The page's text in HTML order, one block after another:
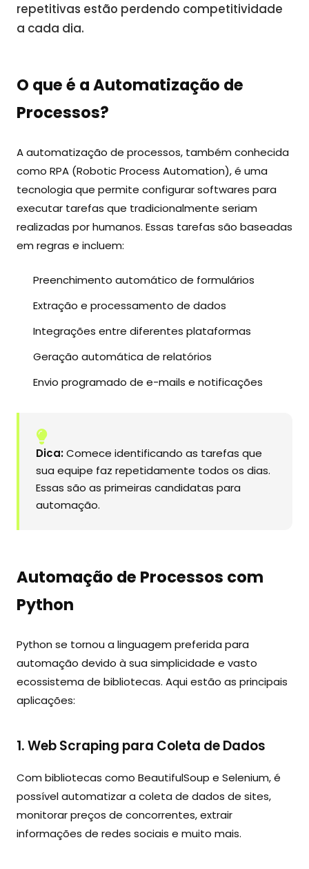
repetitivas estão perdendo competitividade
a cada dia.
O que é a Automatização de
Processos?
A automatização de processos, também conhecida
como RPA (Robotic Process Automation), é uma
tecnologia que permite configurar softwares para
executar tarefas que tradicionalmente seriam
realizadas por humanos. Essas tarefas são baseadas
em regras e incluem:
Preenchimento automático de formulários
Extração e processamento de dados
Integrações entre diferentes plataformas
Geração automática de relatórios
Envio programado de e-mails e notificações
Dica:Comece identificando as tarefas que
sua equipe faz repetidamente todos os dias.
Essas são as primeiras candidatas para
automação.
Automação de Processos com
Python
Python se tornou a linguagem preferida para
automação devido à sua simplicidade e vasto
ecossistema de bibliotecas. Aqui estão as principais
aplicações:
1. Web Scraping para Coleta de Dados
Com bibliotecas como BeautifulSoup e Selenium, é
possível automatizar a coleta de dados de sites,
monitorar preços de concorrentes, extrair
informações de redes sociais e muito mais.